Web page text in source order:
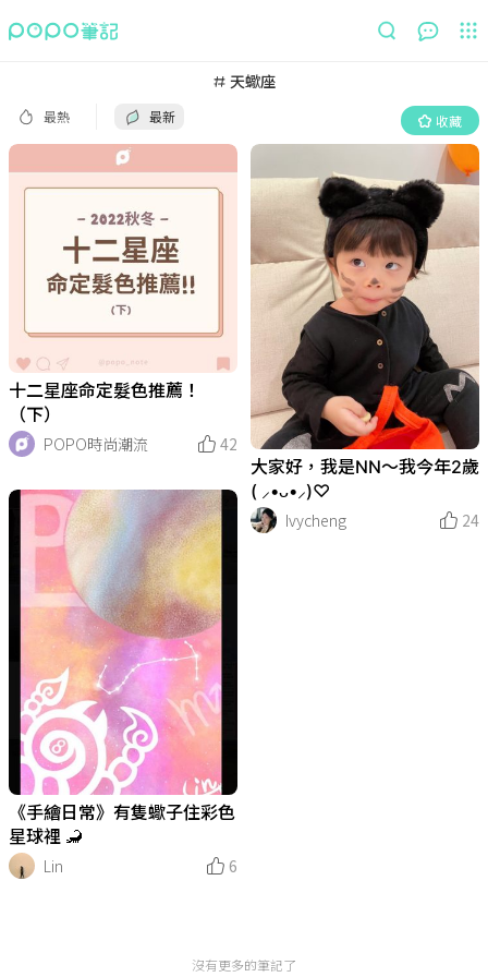
天蠍座
最熱 最新 收藏
收藏
十二星座命定髮色推薦！
（下）
POPO時尚潮流
42
大家好，我是NN～我今年2歲
( ⸝•ᴗ•⸝)♡
Ivycheng
24
《手繪日常》有隻蠍子住彩色
星球裡 🦂
Lin
6
沒有更多的筆記了